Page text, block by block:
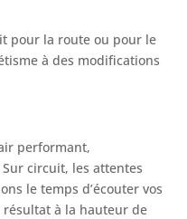
pour la route ou pour le
à des modifications
performant,
circuit, les attentes
le temps d’écouter vos
résultat à la hauteur de